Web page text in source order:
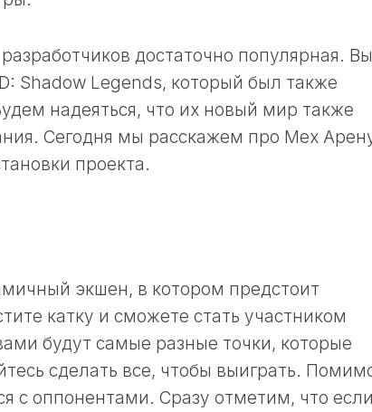
достаточно популярная. Вы
Shadow Legends, который был также
надеяться, что их новый мир также
Сегодня мы расскажем про Мех
проекта.
экшен, в котором предстоит
катку и сможете стать участником
будут самые разные точки, которые
сделать все, чтобы выиграть.
с оппонентами. Сразу отметим, что